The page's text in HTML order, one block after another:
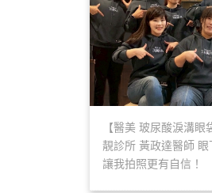
【醫美 玻尿酸淚溝眼
靚診所 黃政達醫師 眼
讓我拍照更有自信！